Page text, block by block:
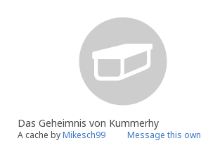
StoerteBreker (Kai)
Volunteer Reviewer for
Hilfe, Tipps und Tricks findest
Besuche doch auch einmal
Das Geheimnis von Kummerhy
A cache byMikesch99 Message this